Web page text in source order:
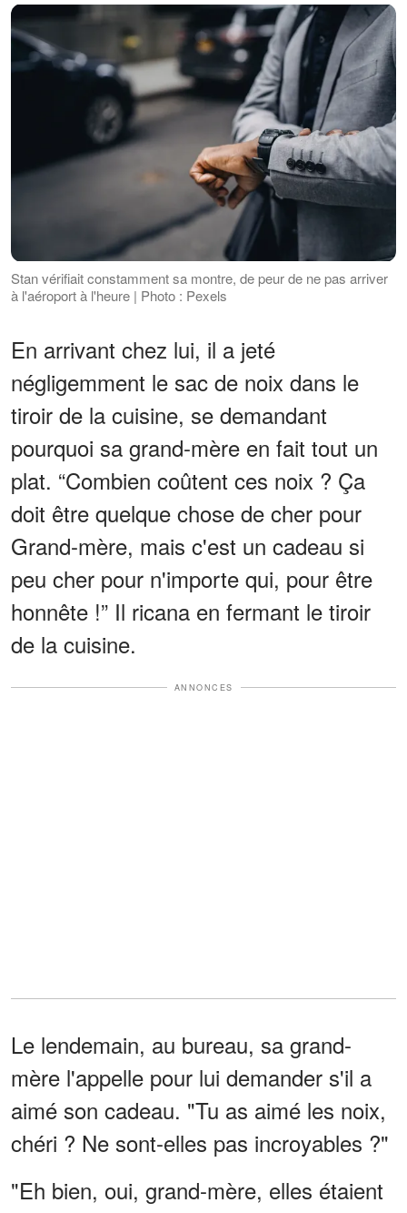
Stan vérifiait constamment sa montre, de peur de ne pas arriver
à l'aéroport à l'heure | Photo : Pexels
En arrivant chez lui, il a jeté
négligemment le sac de noix dans le
tiroir de la cuisine, se demandant
pourquoi sa grand-mère en fait tout un
plat. “Combien coûtent ces noix ? Ça
doit être quelque chose de cher pour
Grand-mère, mais c'est un cadeau si
peu cher pour n'importe qui, pour être
honnête !” Il ricana en fermant le tiroir
de la cuisine.
ANNONCES
Le lendemain, au bureau, sa grand-
mère l'appelle pour lui demander s'il a
aimé son cadeau. "Tu as aimé les noix,
chéri ? Ne sont-elles pas incroyables ?"
"Eh bien, oui, grand-mère, elles étaient